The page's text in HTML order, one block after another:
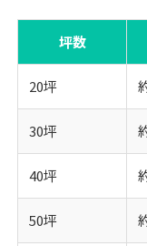
坪数
20坪
30坪
40坪
50坪